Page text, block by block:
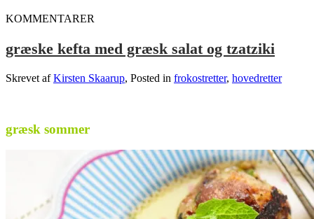
KOMMENTARER
græske kefta med græsk salat og tzatziki
Skrevet afKirsten Skaarup, Posted in frokostretter, hovedretter
græsk sommer